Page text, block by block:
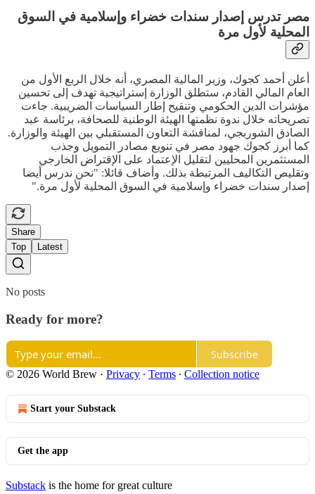
مصر تدرس إصدار سندات خضراء وإسلامية في السوق
المحلية لأول مرة
أعلن أحمد كجوك، وزير المالية المصري، أنه خلال الربع الأول من
العام المالي القادم، ستطلق الوزارة إستراتيجية تهدف إلى تحسين
مؤشرات الدين الحكومي وتنقيح إطار السياسات الضريبية. جاءت
تصريحاته خلال ندوة نظمتها الهيئة الوطنية للصحافة، برئاسة عبد
الصادق الشوربجي، لمناقشة التعاون المستقبلي بين الهيئة والوزارة.
كما أبرز كجوك جهود مصر في تنويع مصادر التمويل وجذب
المستثمرين المحليين لتقليل الإعتماد على الإقتراض الخارجي
وتقليص التكاليف المرتبطة بذلك. وأضاف قائلا: "نحن ندرس أيضا
إصدار سندات خضراء وإسلامية في السوق المحلية لأول مرة."
Share
Top
Latest
No posts
Ready for more?
Subscribe
© 2026 World Brew · Privacy ∙ Terms ∙ Collection notice
Start your Substack
Get the app
Substack is the home for great culture